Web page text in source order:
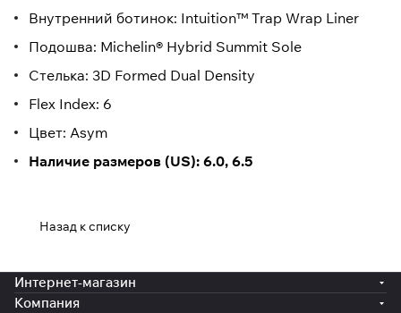
Внутренний ботинок: Intuition™ Trap Wrap Liner
Подошва: Michelin® Hybrid Summit Sole
Стелька: 3D Formed Dual Density
Flex Index: 6
Цвет: Asym
Наличие размеров (US): 6.0, 6.5
Назад к списку
Интернет-магазин
Компания